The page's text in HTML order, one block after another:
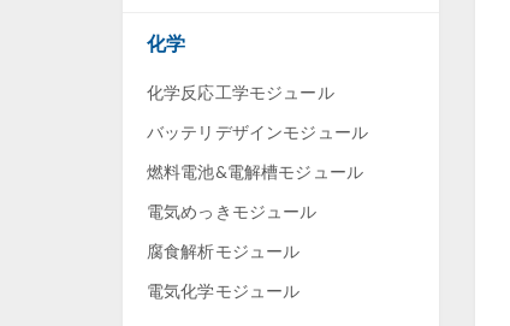
化学
化学反応工学モジュール
バッテリデザインモジュール
燃料電池&電解槽モジュール
電気めっきモジュール
腐食解析モジュール
電気化学モジュール